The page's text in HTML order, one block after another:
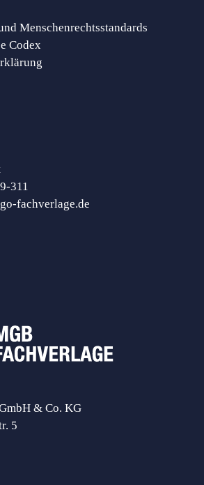
Menschenrechtsstandards
Codex
311
fachverlage.de
& Co. KG
5